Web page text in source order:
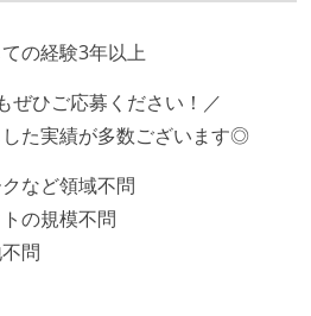
の経験3年以上
ぜひご応募ください！／
た実績が多数ございます◎
など領域不問
の規模不問
問